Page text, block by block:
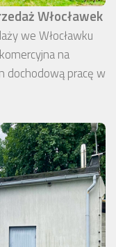
Włocławek
we Włocławku
na
dochodową pracę w